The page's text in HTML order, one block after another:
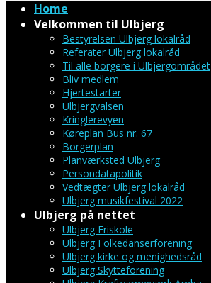
Home
Velkommen til Ulbjerg
Bestyrelsen Ulbjerg lokalråd
Referater Ulbjerg lokalråd
Til alle borgere i Ulbjergområdet
Bliv medlem
Hjertestarter
Ulbjergvalsen
Kringlerevyen
Køreplan Bus nr. 67
Borgerplan
Planværksted Ulbjerg
Persondatapolitik
Vedtægter Ulbjerg lokalråd
Ulbjerg musikfestival 2022
Ulbjerg på nettet
Ulbjerg Friskole
Ulbjerg Folkedanserforening
Ulbjerg kirke og menighedsråd
Ulbjerg Skytteforening